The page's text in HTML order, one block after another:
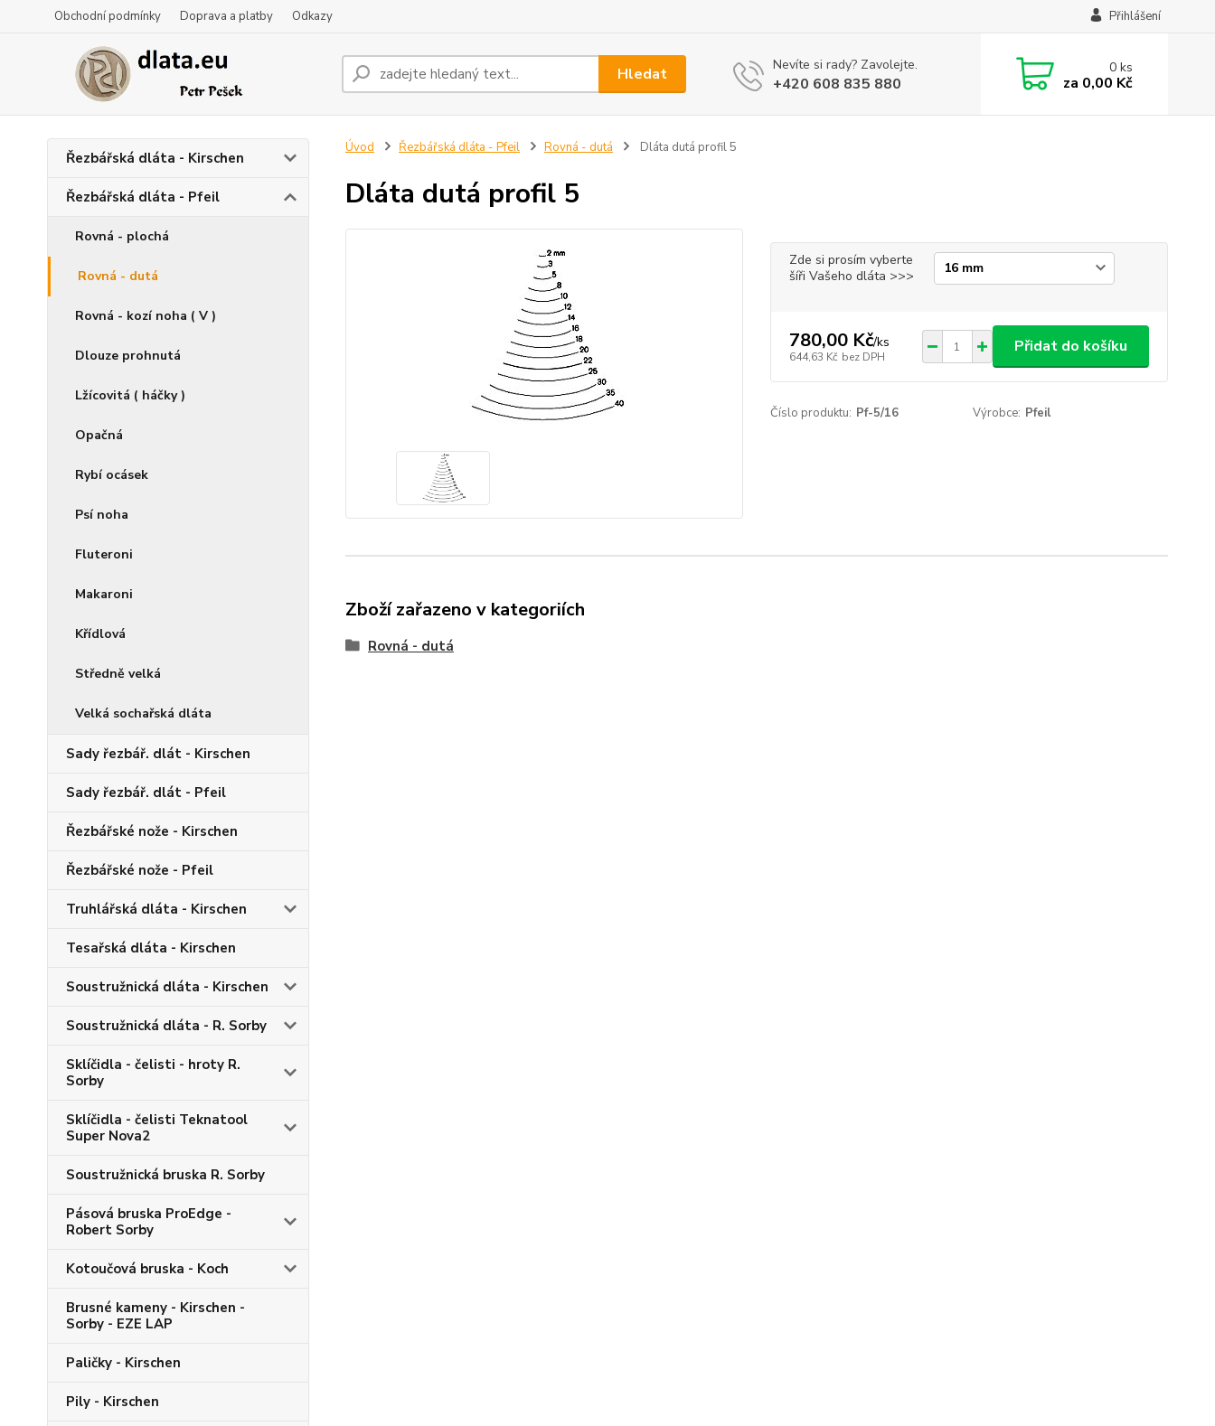
Obchodní podmínky Doprava a platby Odkazy Přihlášení
Hledat Nevíte si rady? Zavolejte.
+420 608 835 880
0ks
za 0,00 Kč
Řezbářská dláta - Kirschen
Řezbářská dláta - Pfeil
Rovná - plochá
Rovná - dutá
Rovná - kozí noha ( V )
Dlouze prohnutá
Lžícovitá ( háčky )
Opačná
Rybí ocásek
Psí noha
Fluteroni
Makaroni
Křídlová
Středně velká
Velká sochařská dláta
Sady řezbář. dlát - Kirschen
Sady řezbář. dlát - Pfeil
Řezbářské nože - Kirschen
Řezbářské nože - Pfeil
Truhlářská dláta - Kirschen
Tesařská dláta - Kirschen
Soustružnická dláta - Kirschen
Soustružnická dláta - R. Sorby
Sklíčidla - čelisti - hroty R.
Sorby
Sklíčidla - čelisti Teknatool
Super Nova2
Soustružnická bruska R. Sorby
Pásová bruska ProEdge -
Robert Sorby
Kotoučová bruska - Koch
Brusné kameny - Kirschen -
Sorby - EZE LAP
Paličky - Kirschen
Pily - Kirschen
Úvod Řezbářská dláta - Pfeil Rovná - dutá Dláta dutá profil 5
Dláta dutá profil 5
Zde si prosím vyberte
šíři Vašeho dláta >>>
780,00 Kč/ks
644,63 Kč bez DPH
Přidat do košíku
Číslo produktu: Pf-5/16 Výrobce: Pfeil
Zboží zařazeno v kategoriích
Rovná - dutá